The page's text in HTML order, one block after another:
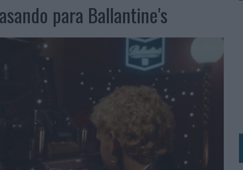
EN UNA EXPERIENCIA DE MARCA EN IBIZA
DE LAS MARCAS
CON IA
A PRUEBA LA CREATIVIDAD DE LAS MARCAS
LA INFANCIA EN SU ESTRATEGIA
MEDIOS EN VERANO Y SUPERA AL MÓVIL COMO DISPOSITIVO MÁS UTILIZADO
LOS ESPAÑOLES
DIRECTORA COMERCIAL GLOBAL
INSPIRADA EN CORNETTO, CALIPPO Y SOLERO
para Ballantine's